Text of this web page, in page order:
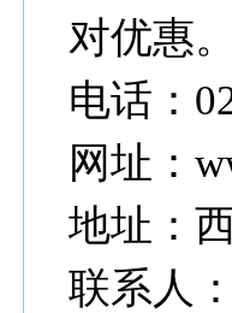
对优惠
电话：
网址：
地址：
联系人